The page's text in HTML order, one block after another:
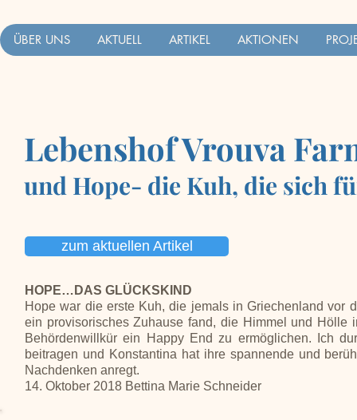
ÜBER UNS AKTUELL ARTIKEL AKTIONEN
Lebenshof Vrouva
und Hope- die Kuh, die sich
zum aktuellen Artikel
HOPE…DAS GLÜCKSKIND
Hope war die erste Kuh, die jemals in Griechenland vor
ein provisorisches Zuhause fand, die Himmel und Hölle
Behördenwillkür ein Happy End zu ermöglichen. Ich
beitragen und Konstantina hat ihre spannende und
Nachdenken anregt.
14. Oktober 2018 Bettina Marie Schneider